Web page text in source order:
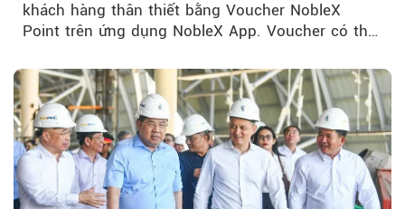
khách hàng thân thiết bằng Voucher NobleX
Point trên ứng dụng NobleX App. Voucher có thể